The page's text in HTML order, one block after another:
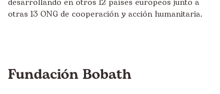
desarrollando en otros 12 países europeos junto a
otras 13 ONG de cooperación y acción humanitaria.
Fundación Bobath